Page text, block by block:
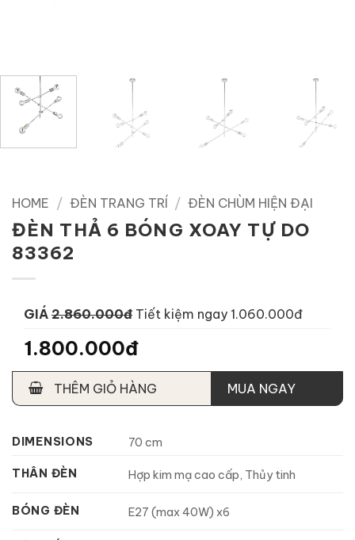
HOME / ĐÈN TRANG TRÍ / ĐÈN CHÙM HIỆN ĐẠI
ĐÈN THẢ 6 BÓNG XOAY TỰ DO
83362
GIÁ 2.860.000đ Tiết kiệm ngay 1.060.000đ
1.800.000đ
THÊM GIỎ HÀNG MUA NGAY
DIMENSIONS 70 cm
THÂN ĐÈN Hợp kim mạ cao cấp, Thủy tinh
BÓNG ĐÈN E27 (max 40W) x6